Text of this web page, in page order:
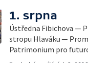
1. srpna
Ústředna Fibichova —
stropu Hlaváku —
Patrimonium pro